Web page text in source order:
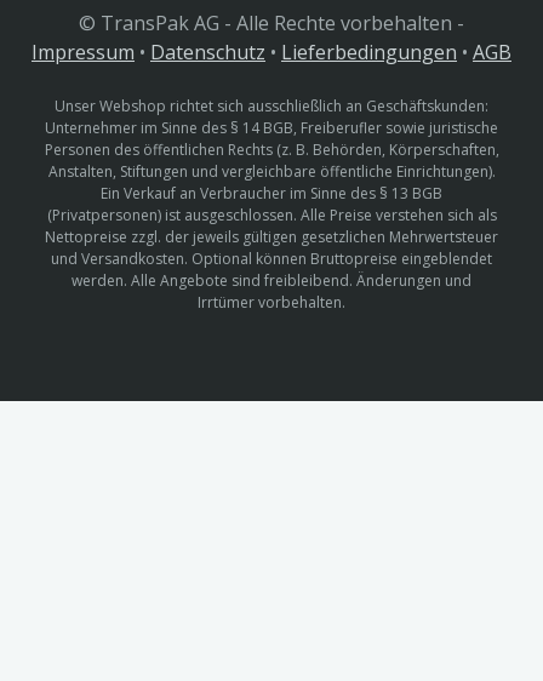
© TransPak AG - Alle Rechte vorbehalten -
Impressum • Datenschutz • Lieferbedingungen • AGB
Unser Webshop richtet sich ausschließlich an Geschäftskunden:
Unternehmer im Sinne des § 14 BGB, Freiberufler sowie juristische
Personen des öffentlichen Rechts (z. B. Behörden, Körperschaften,
Anstalten, Stiftungen und vergleichbare öffentliche Einrichtungen).
Ein Verkauf an Verbraucher im Sinne des § 13 BGB
(Privatpersonen) ist ausgeschlossen. Alle Preise verstehen sich als
Nettopreise zzgl. der jeweils gültigen gesetzlichen Mehrwertsteuer
und Versandkosten. Optional können Bruttopreise eingeblendet
werden. Alle Angebote sind freibleibend. Änderungen und
Irrtümer vorbehalten.